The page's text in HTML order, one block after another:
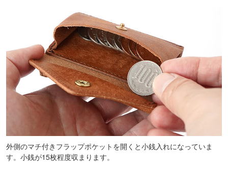
外側のマチ付きフラップポケットを開くと小銭入れになっていま
す。小銭が15枚程度収まります。